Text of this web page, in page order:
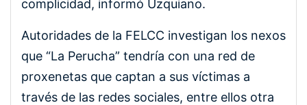
complicidad, informó Uzquiano.
Autoridades de la FELCC investigan los nexos
que “La Perucha” tendría con una red de
proxenetas que captan a sus víctimas a
través de las redes sociales, entre ellos otra